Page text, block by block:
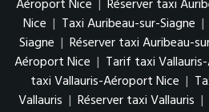
Aéroport Nice | Réserver taxi
Nice | Taxi Auribeau-sur-Siagne |
Siagne | Réserver taxi Auribeau-
Aéroport Nice | Tarif taxi
taxi Vallauris-Aéroport Nice |
Vallauris | Réserver taxi Vallauris |